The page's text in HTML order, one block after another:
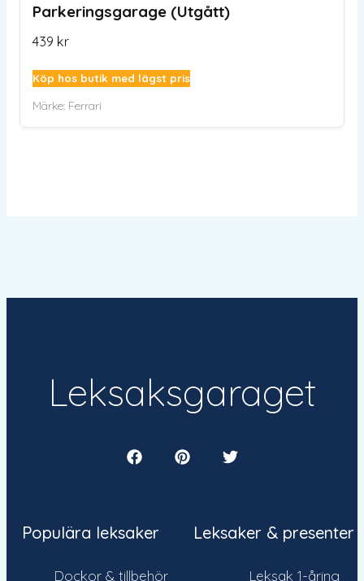
Parkeringsgarage (Utgått)
439 kr
Köp hos butik med lägst pris
Märke: Ferrari
Populära leksaker
Dockor & tillbehör
Leksaksgaraget
Leksaker & presenter
Leksak 1-åring